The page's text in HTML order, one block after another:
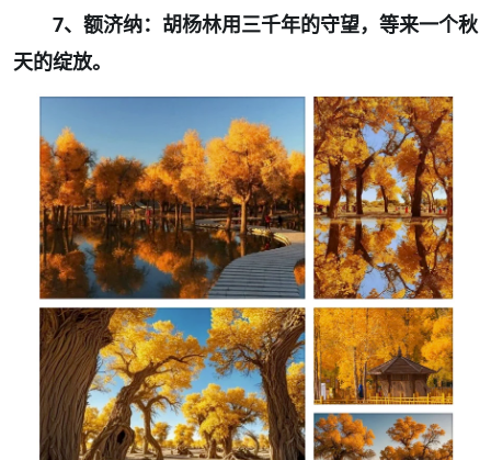
7、额济纳：胡杨林用三千年的守望，等来一个秋
天的绽放。